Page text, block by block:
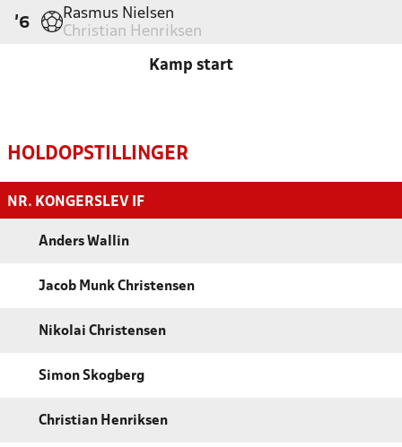
'6
Rasmus Nielsen
Christian Henriksen
Kamp start
HOLDOPSTILLINGER
NR. KONGERSLEV IF
Anders Wallin
Jacob Munk Christensen
Nikolai Christensen
Simon Skogberg
Christian Henriksen